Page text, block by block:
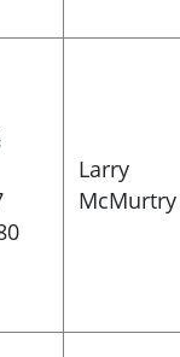
Larry
McMurtry